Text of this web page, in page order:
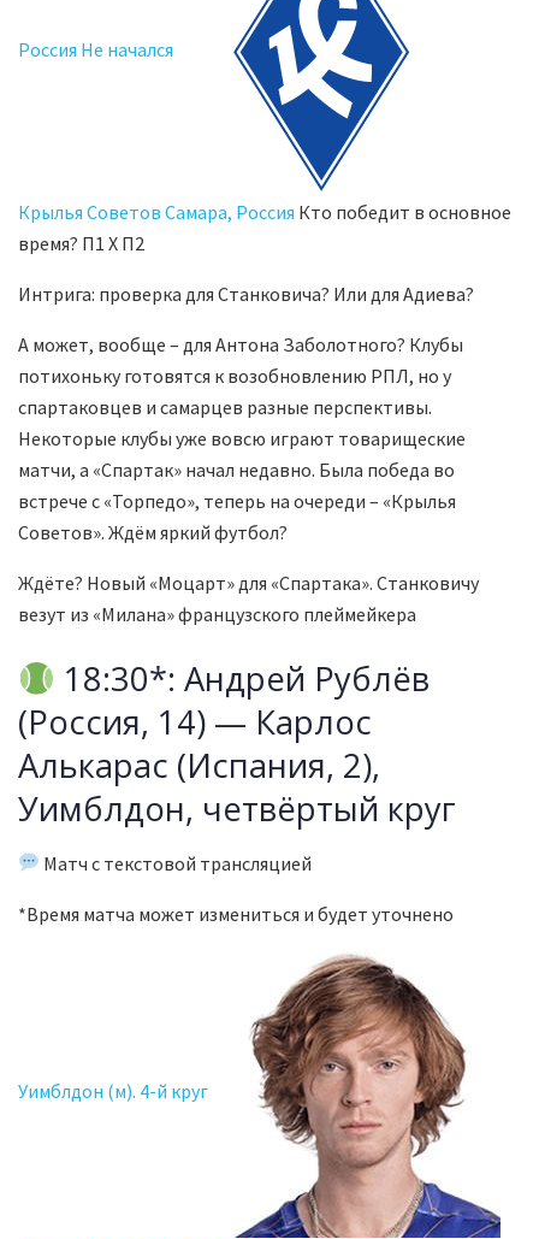
Россия Не начался
Крылья Советов Самара, Россия Кто победит в основное
время? П1 X П2
Интрига: проверка для Станковича? Или для Адиева?
А может, вообще – для Антона Заболотного? Клубы
потихоньку готовятся к возобновлению РПЛ, но у
спартаковцев и самарцев разные перспективы.
Некоторые клубы уже вовсю играют товарищеские
матчи, а «Спартак» начал недавно. Была победа во
встрече с «Торпедо», теперь на очереди – «Крылья
Советов». Ждём яркий футбол?
Ждёте? Новый «Моцарт» для «Спартака». Станковичу
везут из «Милана» французского плеймейкера
18:30*: Андрей Рублёв
(Россия, 14) — Карлос
Алькарас (Испания, 2),
Уимблдон, четвёртый круг
Матч с текстовой трансляцией
*Время матча может измениться и будет уточнено
Уимблдон (м). 4-й круг